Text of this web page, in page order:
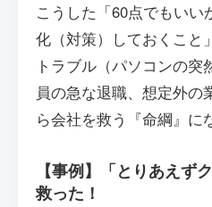
こうした「60点でもい
化（対策）しておくこと
トラブル（パソコンの
員の急な退職、想定外の
ら会社を救う『命綱』に
【事例】「とりあえず
救った！